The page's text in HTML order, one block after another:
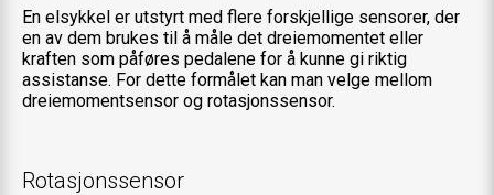
En elsykkel er utstyrt med flere forskjellige sensorer, der
en av dem brukes til å måle det dreiemomentet eller
kraften som påføres pedalene for å kunne gi riktig
assistanse. For dette formålet kan man velge mellom
dreiemomentsensor og rotasjonssensor.
Rotasjonssensor